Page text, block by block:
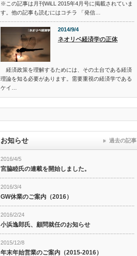
※この記事は月刊WiLL 2015年4月号に掲載されていま
す。他の記事も読むにはコチラ 「発信…
2014/9/4
ネオリベ経済学の正体
経済政策を理解するためには、その土台である経済
理論を知る必要があります。需要重視の経済学である
ケイ…
お知らせ
2016/4/5
宮脇睦氏の連載を開始しました。
2016/3/4
GW休業のご案内（2016）
2016/2/24
小浜逸郎氏、顧問就任のお知らせ
2015/12/8
年末年始営業のご案内（2015-2016）
過去の記事